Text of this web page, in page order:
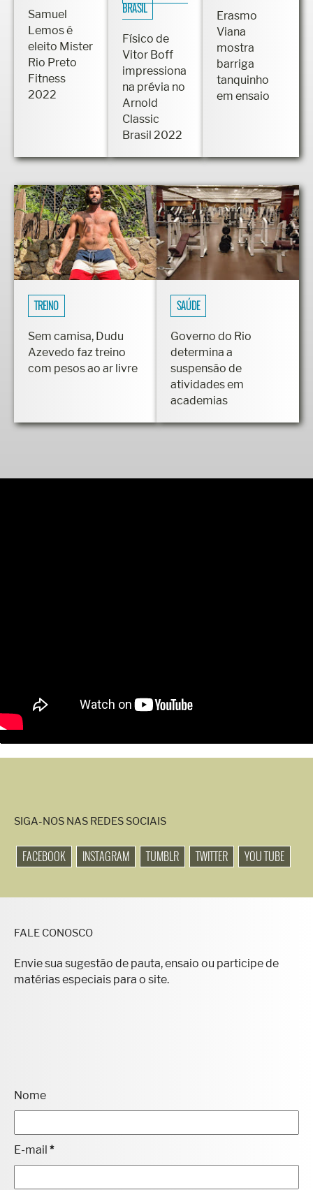
Samuel
Lemos é
eleito Mister
Rio Preto
Fitness
2022
BRASIL
Físico de
Vitor Boff
impressiona
na prévia no
Arnold
Classic
Brasil 2022
Erasmo
Viana
mostra
barriga
tanquinho
em ensaio
TREINO
Sem camisa, Dudu
Azevedo faz treino
com pesos ao ar livre
SAÚDE
Governo do Rio
determina a
suspensão de
atividades em
academias
SIGA-NOS NAS REDES SOCIAIS
FACEBOOK INSTAGRAM TUMBLR TWITTER YOU TUBE
FALE CONOSCO
Envie sua sugestão de pauta, ensaio ou participe de
matérias especiais para o site.
Nome
E-mail *